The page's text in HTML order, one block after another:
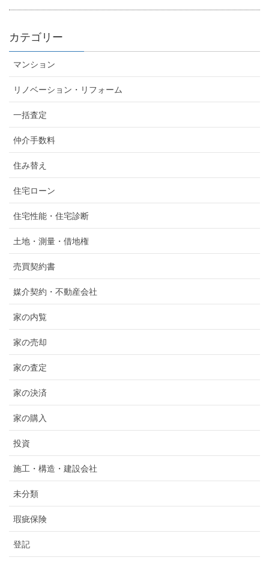
カテゴリー
マンション
リノベーション・リフォーム
一括査定
仲介手数料
住み替え
住宅ローン
住宅性能・住宅診断
土地・測量・借地権
売買契約書
媒介契約・不動産会社
家の内覧
家の売却
家の査定
家の決済
家の購入
投資
施工・構造・建設会社
未分類
瑕疵保険
登記